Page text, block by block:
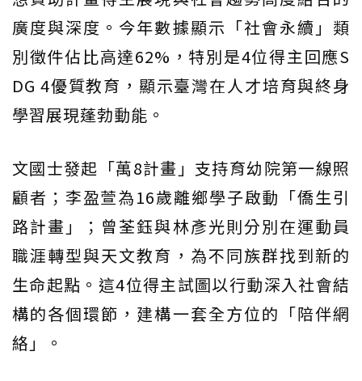
廣度與深度。今年數據顯示「社會永續」類
別徵件佔比高達62%，特別是4位得主回應S
DG 4優質教育，顯示臺灣在人才培育與終身
學習展現蓬勃動能。
文國士發起「萬8計畫」支持育幼院第一線照
顧者；李盈萱為16歲離鄉學子啟動「僑生引
路計畫」；曾荃鈺與林彥光則分別在運動員
職涯轉型與天文教育，為不同族群找到新的
生命起點。這4位得主試圖以行動深入社會結
構的各個環節，建構一套全方位的「陪伴網
絡」。